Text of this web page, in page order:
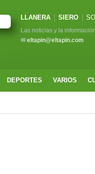
LLANERA SIERO
Las noticias y la
✉ eltapin@eltapin.com
DEPORTES VARIOS